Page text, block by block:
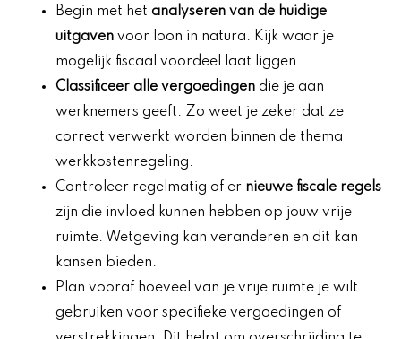
Begin met het analyseren van de huidige
uitgaven voor loon in natura. Kijk waar je
mogelijk fiscaal voordeel laat liggen.
Classificeer alle vergoedingen die je aan
werknemers geeft. Zo weet je zeker dat ze
correct verwerkt worden binnen de thema
werkkostenregeling.
Controleer regelmatig of er nieuwe fiscale regels
zijn die invloed kunnen hebben op jouw vrije
ruimte. Wetgeving kan veranderen en dit kan
kansen bieden.
Plan vooraf hoeveel van je vrije ruimte je wilt
gebruiken voor specifieke vergoedingen of